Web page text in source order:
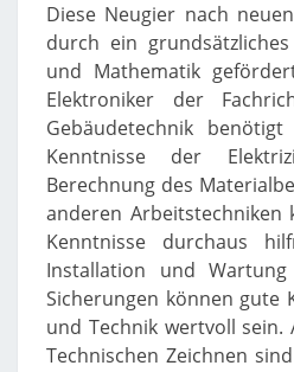
Diese Neugier nach
durch ein
und Mathematik
Elektroniker der
Gebäudetechnik
Kenntnisse der
Berechnung des
anderen Arbeitstechniken
Kenntnisse durchaus
Installation und
Sicherungen können gute
und Technik wertvoll sein.
Technischen Zeichnen